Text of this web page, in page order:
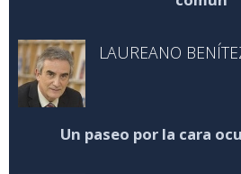
LAUREANO
Un paseo por la cara